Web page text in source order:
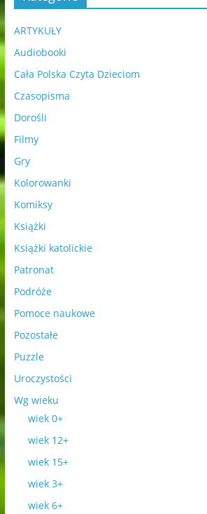
ARTYKUŁY
Audiobooki
Cała Polska Czyta Dzieciom
Czasopisma
Dorośli
Filmy
Gry
Kolorowanki
Komiksy
Książki
Książki katolickie
Patronat
Podróże
Pomoce naukowe
Pozostałe
Puzzle
Uroczystości
Wg wieku
wiek 0+
wiek 12+
wiek 15+
wiek 3+
wiek 6+